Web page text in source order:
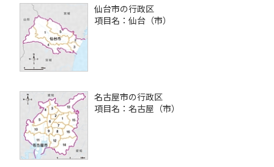
仙台市の行政区
項目名：仙台（市）
名古屋市の行政区
項目名：名古屋（市）